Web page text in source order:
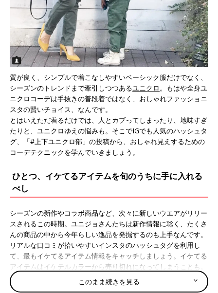
質が良く、シンプルで着こなしやすいベーシック服だけでなく、
シーズンのトレンドまで牽引しつつあるユニクロ 。もはや全身ユ
ニクロコーデは手抜きの普段着ではなく、おしゃれファッショニ
スタの賢いチョイス、なんです。
とはいえただ着るだけでは、人とカブってしまったり、地味すぎ
たりと、ユニクロゆえの悩みも。そこでIGでも人気のハッシュタ
グ、「#上下ユニクロ部」の投稿から、おしゃれ見えするための
コーデテクニックを学んでいきましょう。
ひとつ、イケてるアイテムを旬のうちに手に入れる
べし
シーズンの新作やコラボ商品など、次々に新しいウエアがリリー
スされるこの時期。ユニジョさんたちは新作情報に聡く、たくさ
んの商品の中から今年らしい逸品を発掘するのも上手なんです。
リアルな口コミが拾いやすいインスタのハッシュタグを利用し
て、最もイケてるアイテム情報をキャッチしましょう。イケてる
アイテムはイケテルカラーから売り切れになってしまうことも。
旬のうちにゲットして、シーズンいっぱいたくさん着まわすのが
オススメです。
このまま続きを見る